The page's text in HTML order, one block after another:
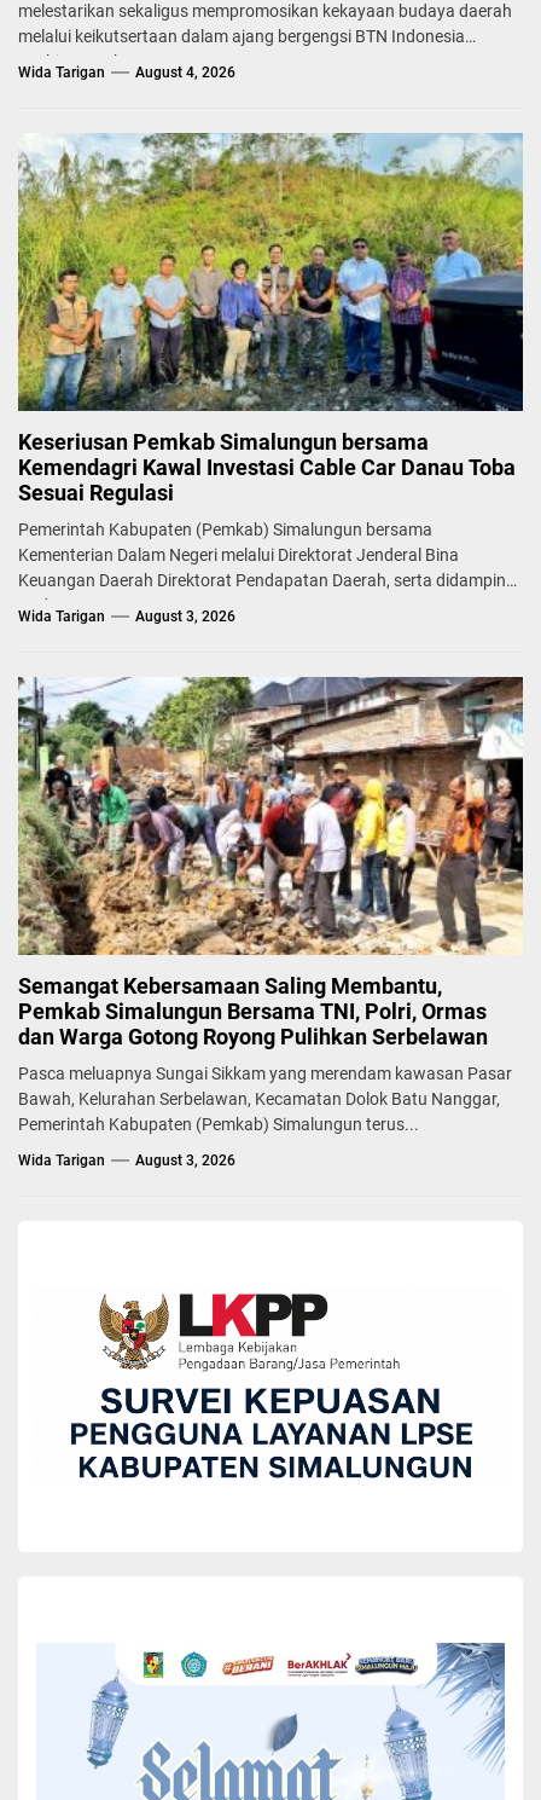
melestarikan sekaligus mempromosikan kekayaan budaya daerah
melalui keikutsertaan dalam ajang bergengsi BTN Indonesia
Fashion Week...
Wida Tarigan August 4, 2026
Keseriusan Pemkab Simalungun bersama
Kemendagri Kawal Investasi Cable Car Danau Toba
Sesuai Regulasi
Pemerintah Kabupaten (Pemkab) Simalungun bersama
Kementerian Dalam Negeri melalui Direktorat Jenderal Bina
Keuangan Daerah Direktorat Pendapatan Daerah, serta didampingi
Badan...
Wida Tarigan August 3, 2026
Semangat Kebersamaan Saling Membantu,
Pemkab Simalungun Bersama TNI, Polri, Ormas
dan Warga Gotong Royong Pulihkan Serbelawan
Pasca meluapnya Sungai Sikkam yang merendam kawasan Pasar
Bawah, Kelurahan Serbelawan, Kecamatan Dolok Batu Nanggar,
Pemerintah Kabupaten (Pemkab) Simalungun terus...
Wida Tarigan August 3, 2026
Hadiri PENAS Petani Nelayan XVII Tahun
2026, Bupati Simalungun Disambut Gubernur
Gorontalo
Wida Tarigan June 22, 2026
Pekan Nasional (PENAS) Petani Nelayan XVII Tahun 2026 yang
berlangsung pada 20–25 Juni 2026.
Hadiri PENAS Petani Nelayan XVII Tahun 2026, Bupati
Simalungun Disambut Gubernur Gorontalo